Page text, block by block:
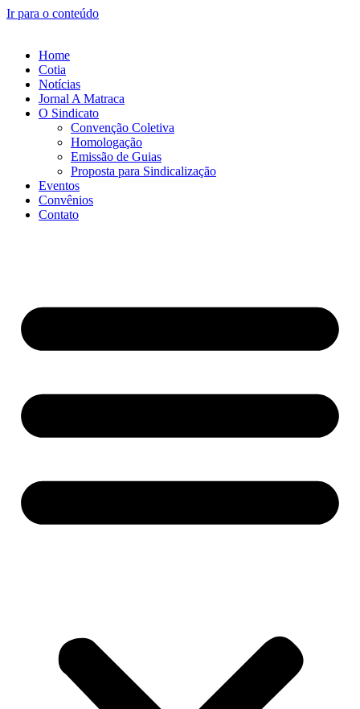
Ir para o conteúdo
Home
Cotia
Notícias
Jornal A Matraca
O Sindicato
Convenção Coletiva
Homologação
Emissão de Guias
Proposta para Sindicalização
Eventos
Convênios
Contato